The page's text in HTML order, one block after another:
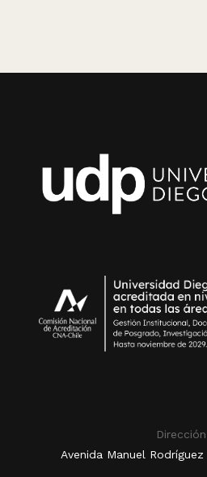
Dirección
Avenida Manuel Rodríguez